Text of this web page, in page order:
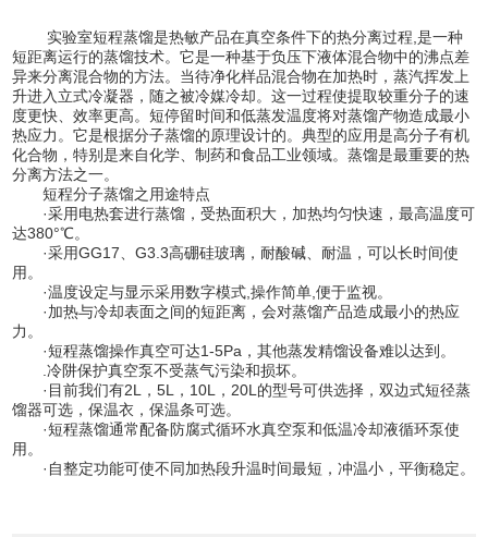
实验室短程蒸馏是热敏产品在真空条件下的热分离过程,是一种
短距离运行的蒸馏技术。它是一种基于负压下液体混合物中的沸点差
异来分离混合物的方法。当待净化样品混合物在加热时，蒸汽挥发上
升进入立式冷凝器，随之被冷媒冷却。这一过程使提取较重分子的速
度更快、效率更高。短停留时间和低蒸发温度将对蒸馏产物造成最小
热应力。它是根据分子蒸馏的原理设计的。典型的应用是高分子有机
化合物，特别是来自化学、制药和食品工业领域。蒸馏是最重要的热
分离方法之一。
短程分子蒸馏之用途特点
·采用电热套进行蒸馏，受热面积大，加热均匀快速，最高温度可
达380°℃。
·采用GG17、G3.3高硼硅玻璃，耐酸碱、耐温，可以长时间使
用。
·温度设定与显示采用数字模式,操作简单,便于监视。
·加热与冷却表面之间的短距离，会对蒸馏产品造成最小的热应
力。
·短程蒸馏操作真空可达1-5Pa，其他蒸发精馏设备难以达到。
.冷阱保护真空泵不受蒸气污染和损坏。
·目前我们有2L，5L，10L，20L的型号可供选择，双边式短径蒸
馏器可选，保温衣，保温条可选。
·短程蒸馏通常配备防腐式循环水真空泵和低温冷却液循环泵使
用。
·自整定功能可使不同加热段升温时间最短，冲温小，平衡稳定。